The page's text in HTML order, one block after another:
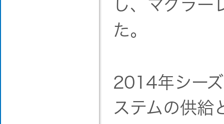
し、マクラー
た。
2014年シー
ステムの供給